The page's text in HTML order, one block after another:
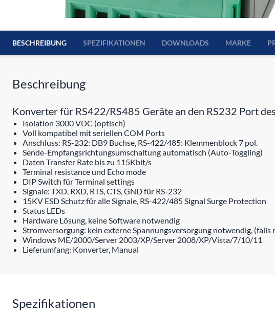
BESCHREIBUNG SPEZIFIKATIONEN DOWNLOADS MARKE
Beschreibung
Konverter für RS422/RS485 Geräte an den RS232 Port
Isolation 3000 VDC (optisch)
Voll kompatibel mit seriellen COM Ports
Anschluss: RS-232: DB9 Buchse, RS-422/485: Klemmenblock 7 pol.
Sende-Empfangsrichtungsumschaltung automatisch (Auto-Toggling)
Daten Transfer Rate bis zu 115Kbit/s
Terminal resistance und Echo mode
DIP Switch für Terminal settings
Signale: TXD, RXD, RTS, CTS, GND für RS-232
15KV ESD Schutz für alle Signale, RS-422/485 Signal Surge Protection
Status LEDs
Hardware Lösung, keine Software notwendig
Stromversorgung: kein externe Spannungsversorgung notwendig,
Windows ME/2000/Server 2003/XP/Server 2008/XP/Vista/7/10/11
Lieferumfang: Konverter, Manual
Spezifikationen